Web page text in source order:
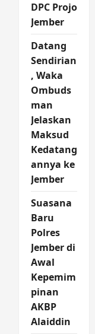
DPC Projo
Jember
Datang
Sendirian
, Waka
Ombuds
man
Jelaskan
Maksud
Kedatang
annya ke
Jember
Suasana
Baru
Polres
Jember di
Awal
Kepemim
pinan
AKBP
Alaiddin